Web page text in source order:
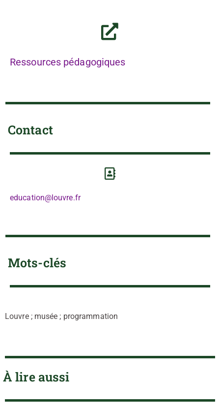
Ressources pédagogiques
Contact
education@louvre.fr
Mots-clés
Louvre ; musée ; programmation
À lire aussi